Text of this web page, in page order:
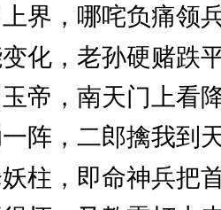
上界，哪咤负
变化，老孙硬
玉帝，南天门
一阵，二郎擒
妖柱，即命神